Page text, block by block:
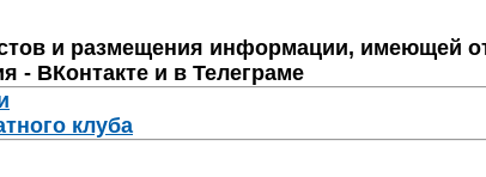
и размещения информации, имеющей
- ВКонтакте и в Телеграме
клуба